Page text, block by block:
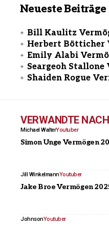
Neueste Beiträge
Bill Kaulitz
Herbert Bötticher
Emily Alabi
Seargeoh Stallone
Shaiden Rogue
VERWANDTE
Michael WalterYoutuber
Simon Unge Vermögen
Jill WinkelmannYoutuber
Jake Broe Vermögen
JohnsonYoutuber